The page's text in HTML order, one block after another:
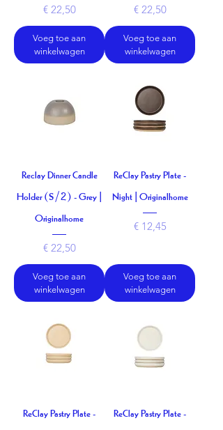
Prijs
€ 22,50
Voeg toe aan
winkelwagen
Prijs
€ 22,50
Voeg toe aan
winkelwagen
Reclay Dinner Candle
Holder (S/2) - Grey |
Originalhome
Prijs
€ 22,50
Voeg toe aan
winkelwagen
ReClay Pastry Plate -
Night | Originalhome
Prijs
€ 12,45
Voeg toe aan
winkelwagen
ReClay Pastry Plate -
ReClay Pastry Plate -